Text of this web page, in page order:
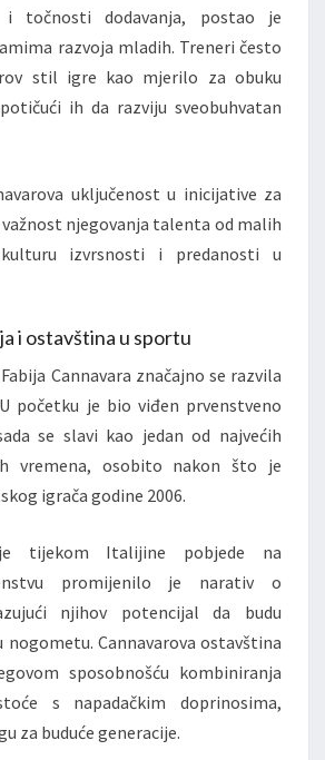
točnosti dodavanja, postao je
razvoja mladih. Treneri često
stil igre kao mjerilo za obuku
ih da razviju sveobuhvatan
uključenost u inicijative za
njegovanja talenta od malih
izvrsnosti i predanosti u
i ostavština u sportu
Cannavara značajno se razvila
početku je bio viđen prvenstveno
se slavi kao jedan od najvećih
vremena, osobito nakon što je
igrača godine 2006.
tijekom Italijine pobjede na
promijenilo je narativ o
njihov potencijal da budu
nogometu. Cannavarova ostavština
sposobnošću kombiniranja
s napadačkim doprinosima,
za buduće generacije.